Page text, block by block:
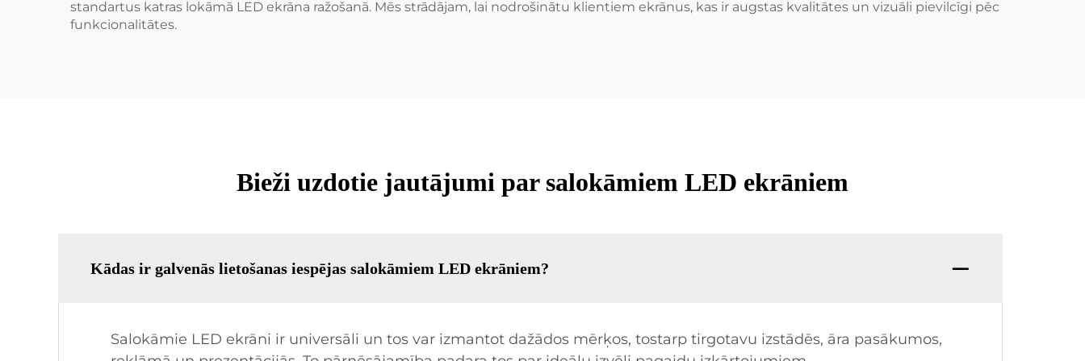
standartus katras lokāmā LED ekrāna ražošanā. Mēs strādājam, lai nodrošinātu klientiem ekrānus, kas ir augstas kvalitātes un vizuāli pievilcīgi pēc
funkcionalitātes.
Bieži uzdotie jautājumi par salokāmiem LED ekrāniem
Kādas ir galvenās lietošanas iespējas salokāmiem LED ekrāniem?
Salokāmie LED ekrāni ir universāli un tos var izmantot dažādos mērķos, tostarp tirgotavu izstādēs, āra pasākumos,